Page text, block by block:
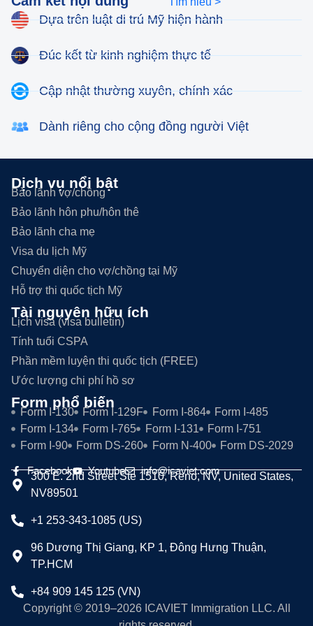
Dựa trên luật di trú Mỹ hiện hành
Đúc kết từ kinh nghiệm thực tế
Cập nhật thường xuyên, chính xác
Dành riêng cho cộng đồng người Việt
Dịch vụ nổi bật
Bảo lãnh vợ/chồng
Bảo lãnh hôn phu/hôn thê
Bảo lãnh cha mẹ
Visa du lịch Mỹ
Chuyển diện cho vợ/chồng tại Mỹ
Hỗ trợ thi quốc tịch Mỹ
Tài nguyên hữu ích
Lịch visa (visa bulletin)
Tính tuổi CSPA
Phần mềm luyện thi quốc tịch (FREE)
Ước lượng chi phí hồ sơ
Form phổ biến
Form I-130 Form I-129F Form I-864
Form I-485
Form I-134
Form I-765 Form I-131
Form I-751
Form I-90
Form DS-260 Form N-400 Form DS-2029
Facebook Youtube info@icaviet.com
300 E. 2nd Street Ste 1510, Reno, NV, United States,
NV89501
+1 253-343-1085 (US)
96 Dương Thị Giang, KP 1, Đông Hưng Thuận,
TP.HCM
+84 909 145 125 (VN)
Copyright © 2019–2026 ICAVIET Immigration LLC. All